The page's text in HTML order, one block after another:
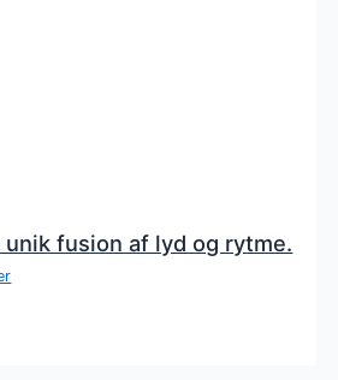
unik fusion af lyd og rytme.